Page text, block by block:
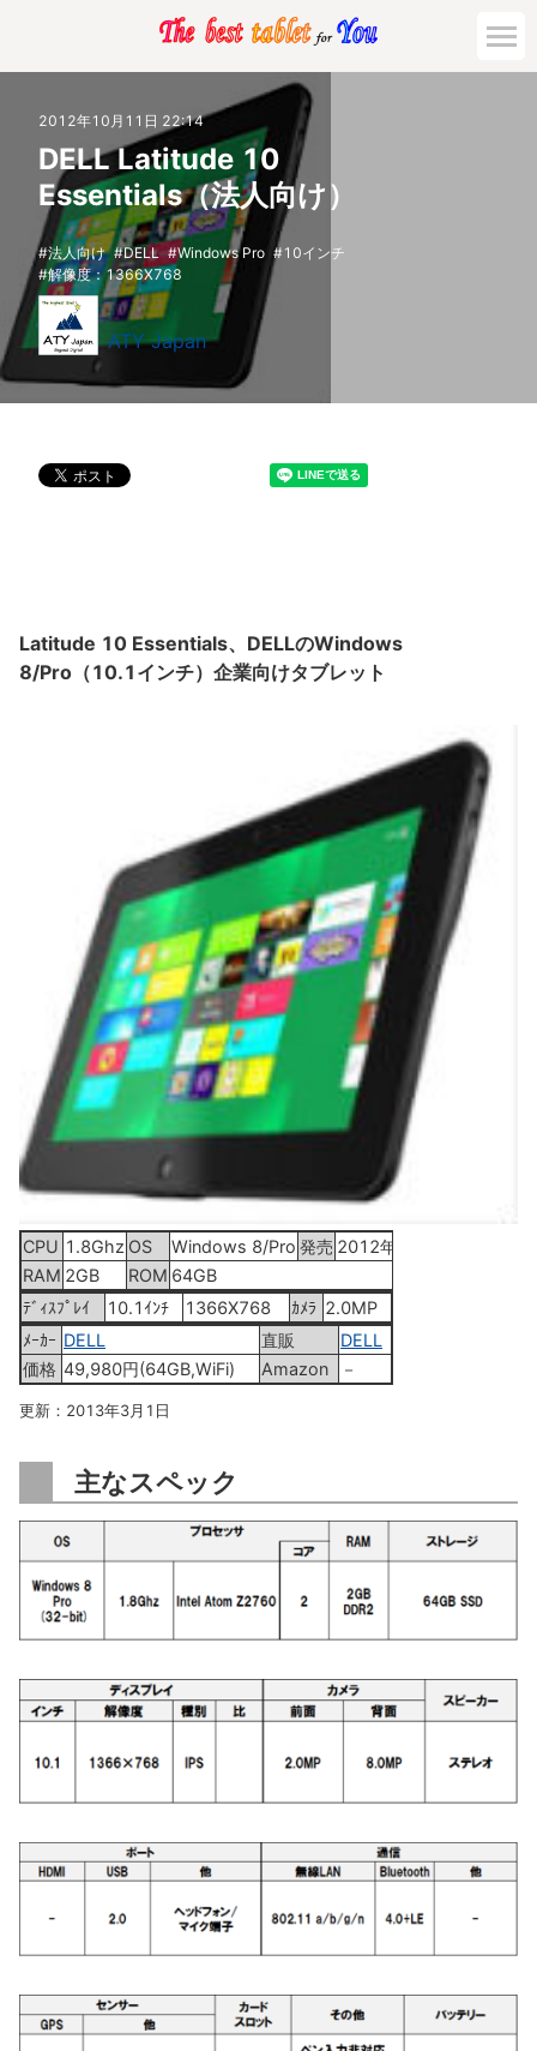
2012年10月11日 22:14
DELL Latitude 10
Essentials（法人向け）
法人向け DELL Windows Pro
10インチ
解像度：1366X768
ATY Japan
Latitude 10 Essentials、DELLのWindows
8/Pro（10.1インチ）企業向けタブレット
CPU 1.8Ghz OS Windows 8/Pro 発売 2012年10月
RAM 2GB ROM 64GB
ﾃﾞｨｽﾌﾟﾚｲ
10.1ｲﾝﾁ 1366X768 ｶﾒﾗ 2.0MP
ﾒｰｶｰ DELL 直販
DELL
価格 49,980円(64GB,WiFi) Amazon －
更新：2013年3月1日
主なスペック